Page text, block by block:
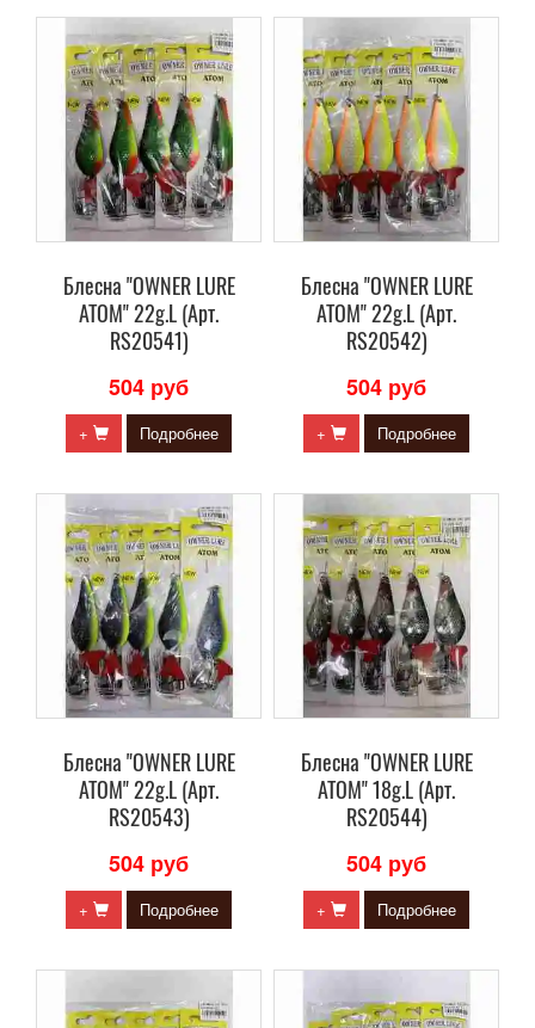
Блесна "OWNER LURE
ATOM" 22g.L (Арт.
RS20541)
504 руб
+ Подробнее
Блесна "OWNER LURE
ATOM" 22g.L (Арт.
RS20542)
504 руб
+ Подробнее
Блесна "OWNER LURE
ATOM" 22g.L (Арт.
RS20543)
504 руб
+ Подробнее
Блесна "OWNER LURE
ATOM" 18g.L (Арт.
RS20544)
504 руб
+ Подробнее